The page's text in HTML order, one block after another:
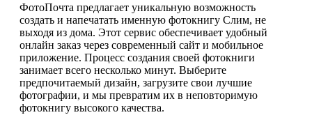
ФотоПочта предлагает уникальную возможность
создать и напечатать именную фотокнигу Слим, не
выходя из дома. Этот сервис обеспечивает удобный
онлайн заказ через современный сайт и мобильное
приложение. Процесс создания своей фотокниги
занимает всего несколько минут. Выберите
предпочитаемый дизайн, загрузите свои лучшие
фотографии, и мы превратим их в неповторимую
фотокнигу высокого качества.